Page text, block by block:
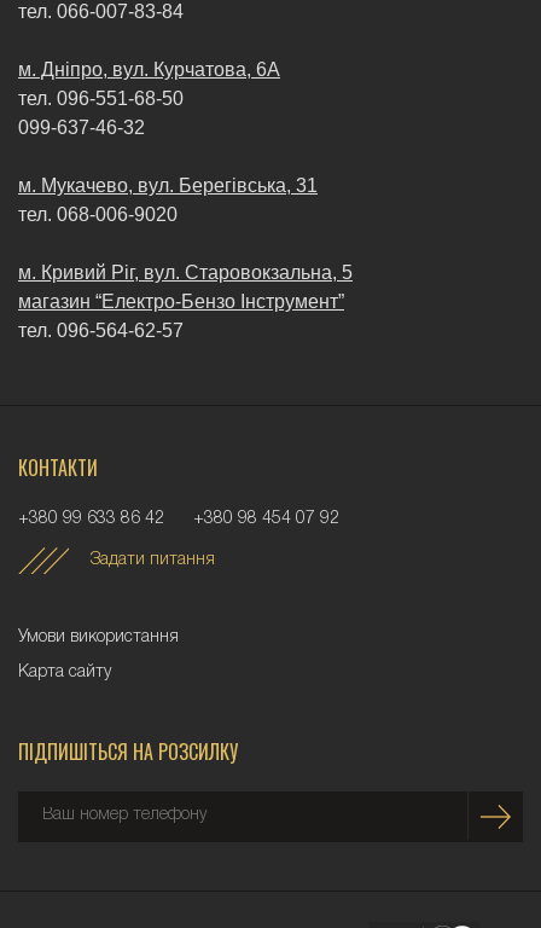
тел. 066-007-83-84
м. Днiпро, вул. Курчатова, 6А
тел. 096-551-68-50
099-637-46-32
м. Мукачево, вул. Берегівська, 31
тел. 068-006-9020
м. Кривий Рiг, вул. Старовокзальна, 5
магазин “Електро-Бензо Iнструмент”
тел. 096-564-62-57
КОНТАКТИ
+380 99 633 86 42 +380 98 454 07 92
Задати питання
Умови використання
Карта сайту
ПІДПИШІТЬСЯ НА РОЗСИЛКУ